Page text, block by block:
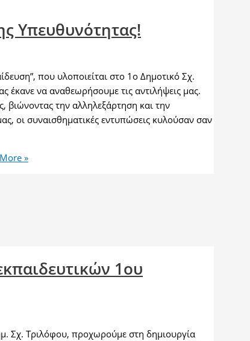
Υπευθυνότητας!
που υλοποιείται στο 1ο Δημοτικό Σχ.
έκανε να αναθεωρήσουμε τις αντιλήψεις μας.
την αλληλεξάρτηση και την
οι συναισθηματικές εντυπώσεις κυλούσαν σαν
»
1ου
Σχ. Τριλόφου, προχωρούμε στη δημιουργία